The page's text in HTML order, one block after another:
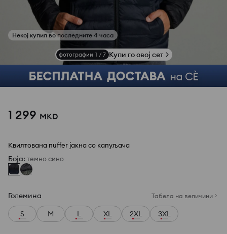
фотографии 1 / 7 Купи го овој сет
1 299 MKD
Квилтована пuffer јакна со капуљача
Боја: темно сино
Големина Табела на величини
S M L XL 2XL 3XL